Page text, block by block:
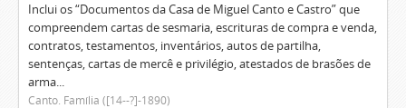
Inclui os “Documentos da Casa de Miguel Canto e Castro” que
compreendem cartas de sesmaria, escrituras de compra e venda,
contratos, testamentos, inventários, autos de partilha,
sentenças, cartas de mercê e privilégio, atestados de brasões de
arma...
Canto. Família ([14--?]-1890)